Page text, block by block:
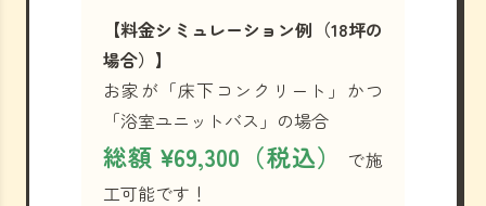
【料金シミュレーション例（18坪の
場合）】
お家が「床下コンクリート」かつ
「浴室ユニットバス」の場合
総額 ¥69,300（税込）
で施
工可能です！